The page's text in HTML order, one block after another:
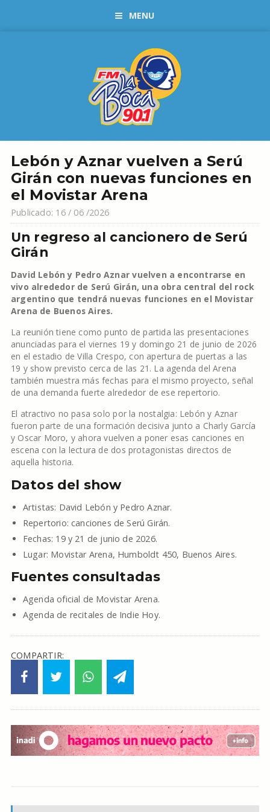
MENU
Lebón y Aznar vuelven a Serú
Girán con nuevas funciones en
el Movistar Arena
Publicado: 16 / 06 /2026
Un regreso al cancionero de Serú
Girán
David Lebón y Pedro Aznar vuelven a encontrarse en
vivo alrededor de Serú Girán, una obra central del rock
argentino que tendrá nuevas funciones en el Movistar
Arena de Buenos Aires.
La reunión tiene como punto de partida las presentaciones
anunciadas para el viernes 19 y domingo 21 de junio de 2026
en el estadio de Villa Crespo, con apertura de puertas a las
19 y show previsto cerca de las 21. La agenda del Arena
también muestra más fechas para el mismo proyecto, señal
de una demanda fuerte alrededor de ese repertorio.
El atractivo no pasa solo por la nostalgia: Lebón y Aznar
fueron parte de una formación decisiva junto a Charly García
y Oscar Moro, y ahora vuelven a poner esas canciones en
escena con la lectura de dos protagonistas directos de
aquella historia.
Datos del show
Artistas: David Lebón y Pedro Aznar.
Repertorio: canciones de Serú Girán.
Fechas: 19 y 21 de junio de 2026.
Lugar: Movistar Arena, Humboldt 450, Buenos Aires.
Fuentes consultadas
Agenda oficial de Movistar Arena.
Agenda de recitales de Indie Hoy.
COMPARTIR: